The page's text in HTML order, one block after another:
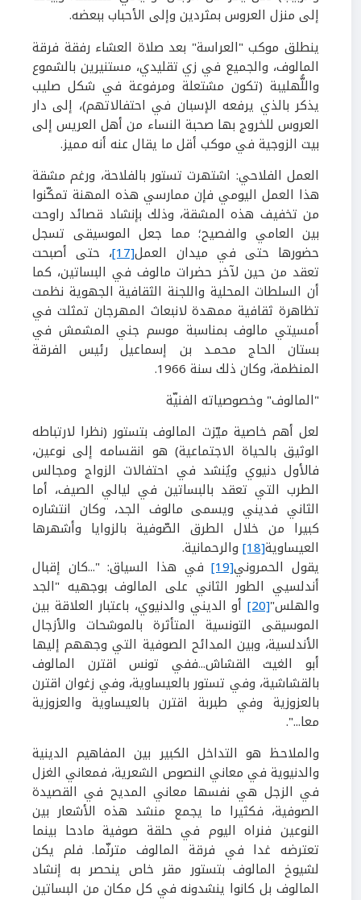
إلى منزل العروس بمثردين وإلى الأحباب ببعضه.
ينطلق موكب "العراسة" بعد صلاة العشاء رفقة فرقة
المالوف، والجميع في زي تقليدي، مستنيرين بالشموع
واللُّهليبة (تكون مشتعلة ومرفوعة في شكل صليب
يذكر بالذي يرفعه الإسبان في احتفالاتهم)، إلى دار
العروس للخروج بها صحبة النساء من أهل العريس إلى
بيت الزوجية في موكب أقل ما يقال عنه أنه مميز.
العمل الفلاحي: اشتهرت تستور بالفلاحة، ورغم مشقة
هذا العمل اليومي فإن ممارسي هذه المهنة تمكّنوا
من تخفيف هذه المشقة، وذلك بإنشاد قصائد راوحت
بين العامي والفصيح؛ مما جعل الموسيقى تسجل
حضورها حتى في ميدان العمل[17]، حتى أصبحت
تعقد من حين لآخر حضرات مالوف في البساتين، كما
أن السلطات المحلية واللجنة الثقافية الجهوية نظمت
تظاهرة ثقافية ممهدة لانبعاث المهرجان تمثلت في
أمسيتي مالوف بمناسبة موسم جني المشمش في
بستان الحاج محمـد بن إسماعيل رئيس الفرقة
المنظمة، وكان ذلك سنة 1966
.
"المالوف" وخصوصياته الفنية
لعل أهم خاصية ميّزت المالوف بتستور (نظرا لارتباطه
الوثيق بالحياة الاجتماعية) هو انقسامه إلى نوعين،
فالأول دنيوي ويُنشد في احتفالات الزواج ومجالس
الطرب التي تعقد بالبساتين في ليالي الصيف، أما
الثاني فديني ويسمى مالوف الجد، وكان انتشاره
كبيرا من خلال الطرق الصّوفية بالزوايا وأشهرها
العيساوية[18] والرحمانية.
يقول الحمروني[19]في هذا السياق: "...كان إقبال
أندلسيي الطور الثاني على المالوف بوجهيه "الجد
والهلس"[20] أو الديني والدنيوي، باعتبار العلاقة بين
الموسيقى التونسية المتأثرة بالموشحات والأزجال
الأندلسية، وبين المدائح الصوفية التي وجههم إليها
أبو الغيث القشاش...ففي تونس اقترن المالوف
بالقشاشية، وفي تستور بالعيساوية، وفي زغوان اقترن
بالعزوزية وفي طبربة اقترن بالعيساوية والعزوزية
معا...".
والملاحظ هو التداخل الكبير بين المفاهيم الدينية
والدنيوية في معاني النصوص الشعرية، فمعاني الغزل
في الزجل هي نفسها معاني المديح في القصيدة
الصوفية، فكثيرا ما يجمع منشد هذه الأشعار بين
النوعين فنراه اليوم في حلقة صوفية مادحا بينما
تعترضه غدا في فرقة المالوف مترنّما. فلم يكن
لشيوخ المالوف بتستور مقر خاص ينحصر به إنشاد
المالوف بل كانوا ينشدونه في كل مكان من البساتين